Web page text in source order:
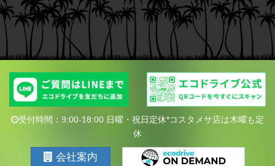
受付時間：9:00-18:00 日曜・祝日定休*コスタメサ店は木曜も定
休
会社案内